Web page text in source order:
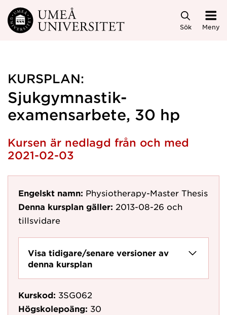
Hoppa direkt till innehållet
Sök Meny
KURSPLAN:
Sjukgymnastik-
examensarbete, 30 hp
Kursen är nedlagd från och med
2021-02-03
Engelskt namn: Physiotherapy-Master Thesis
Denna kursplan gäller: 2013-08-26 och
tillsvidare
Visa tidigare/senare versioner av
denna kursplan
Kurskod: 3SG062
Högskolepoäng: 30